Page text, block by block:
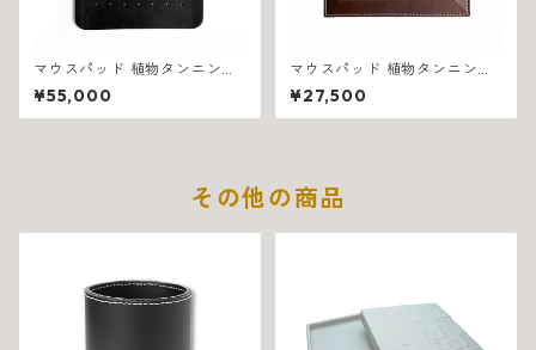
マウスパッド 植物タンニン鞣
し革 イタリア製 ブラック エス
テーゾ 1318
¥55,000
マウスパッド 植物タンニン鞣
し革 イタリア製 ブラウン エン
リコ 1319
¥27,500
その他の商品